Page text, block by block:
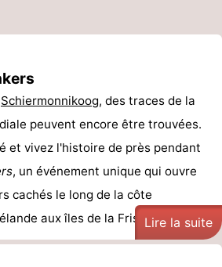
Schiermonnikoog, des traces de la
peuvent encore être trouvées.
et vivez l'histoire de près pendant
, un événement unique qui ouvre
cachés le long de la côte
aux îles de la Frise, déco ...
Lire la suite